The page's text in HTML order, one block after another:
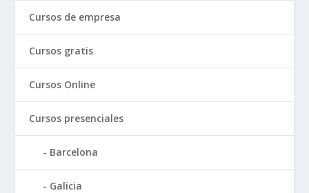
Cursos de empresa
Cursos gratis
Cursos Online
Cursos presenciales
Barcelona
Galicia